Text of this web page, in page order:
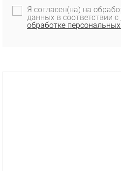
Я согласен(на) на
данных в соответствии с
обработке